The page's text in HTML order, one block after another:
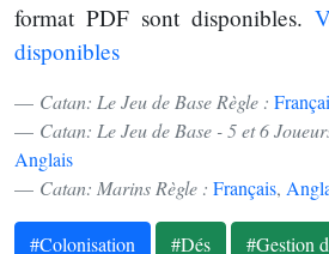
format PDF sont disponibles.
disponibles
Catan: Le Jeu de Base Règle :
Catan: Le Jeu de Base - 5 et 6
Anglais
Catan: Marins Règle : Français,
#Colonisation #Dés
#Gestion